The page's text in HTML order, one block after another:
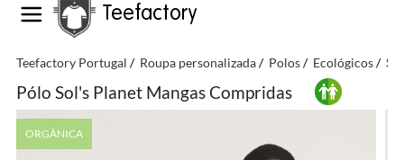
Teefactory
Teefactory Portugal Roupa personalizada Polos Ecológicos
Pólo Sol's Planet Mangas Compridas
ORGÂNICA